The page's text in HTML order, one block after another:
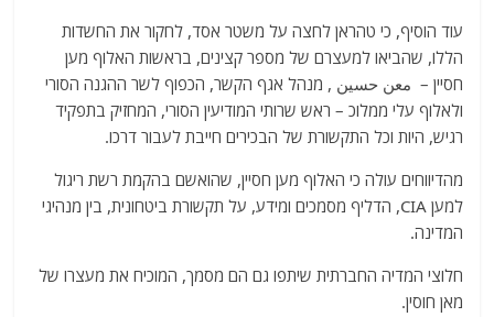
עוד הוסיף, כי טהראן לחצה על משטר אסד, לחקור את החשדות
הללו, שהביאו למעצרם של מספר קצינים, בראשות האלוף מען
חסיין – معن حسين , מנהל אגף הקשר, הכפוף לשר ההגנה הסורי
ולאלוף עלי ממלוכ – ראש שרותי המודיעין הסורי, המחזיק בתפקיד
רגיש, היות וכל התקשורת של הבכירים חייבת לעבור דרכו.
מהדיווחים עולה כי האלוף מען חסיין, שהואשם בהקמת רשת ריגול
למען CIA, הדליף מסמכים ומידע, על תקשורת ביטחונית, בין מנהיגי
המדינה.
חלוצי המדיה החברתית שיתפו גם הם מסמך, המוכיח את מעצרו של
מאן חוסין.